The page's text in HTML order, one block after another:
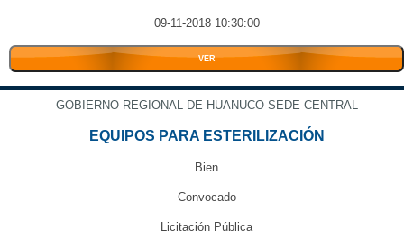
09-11-2018 10:30:00
VER
GOBIERNO REGIONAL DE HUANUCO SEDE CENTRAL
EQUIPOS PARA ESTERILIZACIÓN
Bien
Convocado
Licitación Pública